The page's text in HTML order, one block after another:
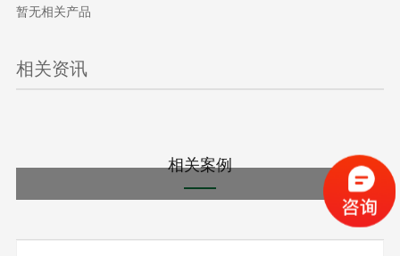
暂无相关产品
相关资讯
相关案例